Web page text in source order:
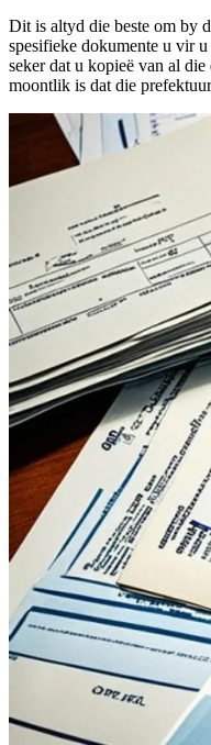
Dit is altyd die beste om by
spesifieke dokumente u vir
seker dat u kopieë van al
moontlik is dat die